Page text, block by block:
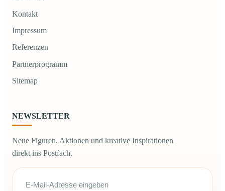
Kontakt
Impressum
Referenzen
Partnerprogramm
Sitemap
NEWSLETTER
Neue Figuren, Aktionen und kreative Inspirationen
direkt ins Postfach.